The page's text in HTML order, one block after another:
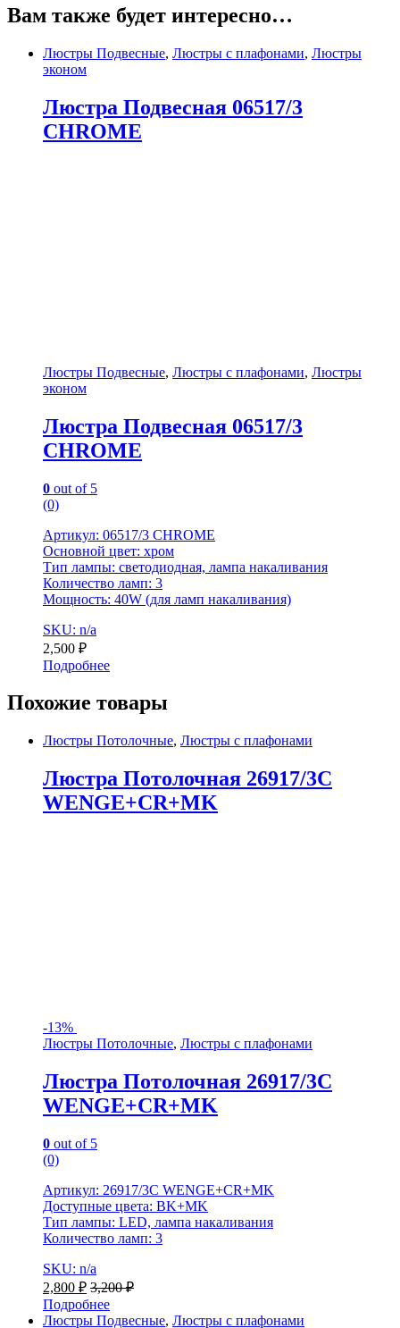
Вам также будет интересно…
Люстры Подвесные, Люстры с плафонами, Люстры
эконом
Люстра Подвесная 06517/3
CHROME
Люстры Подвесные, Люстры с плафонами, Люстры
эконом
Люстра Подвесная 06517/3
CHROME
0 out of 5
(0)
Артикул: 06517/3 CHROME
Основной цвет: хром
Тип лампы: светодиодная, лампа накаливания
Количество ламп: 3
Мощность: 40W (для ламп накаливания)
SKU: n/a
2,500 ₽
Подробнее
Похожие товары
Люстры Потолочные, Люстры с плафонами
Люстра Потолочная 26917/3C
WENGE+CR+MK
-13%
Люстры Потолочные, Люстры с плафонами
Люстра Потолочная 26917/3C
WENGE+CR+MK
0 out of 5
(0)
Артикул: 26917/3C WENGE+CR+MK
Доступные цвета: BK+MK
Тип лампы: LED, лампа накаливания
Количество ламп: 3
SKU: n/a
2,800 ₽ 3,200₽
Подробнее
Люстры Подвесные, Люстры с плафонами